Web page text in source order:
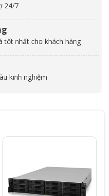
24/7
tốt nhất cho khách hàng
kinh nghiệm